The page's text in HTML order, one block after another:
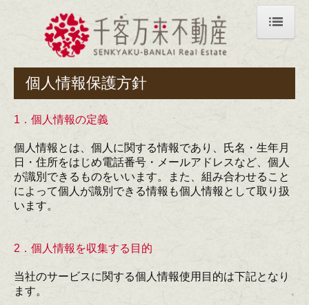
ホーム
代表者紹介
実績
アトリエユアーズ小川町
神宮前エスビル
千客万来九段ビル
アクセス
個人情報保護方針
1．個人情報の定義
個人情報とは、個人に関する情報であり、氏名・生年月
日・住所をはじめ電話番号・メールアドレスなど、個人
が識別できるものをいいます。また、組み合わせること
によって個人が識別できる情報も個人情報として取り扱
います。
2．個人情報を収集する目的
当社のサービスに関する個人情報使用目的は下記となり
ます。